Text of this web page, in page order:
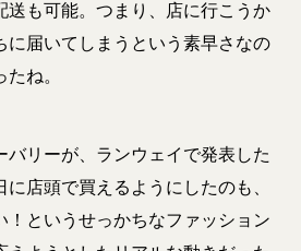
送も可能。つまり、店に行こうか
に届いてしまうという素早さなの
ね。
バリーが、ランウェイで発表した
店頭で買えるようにしたのも、
！というせっかちなファッション